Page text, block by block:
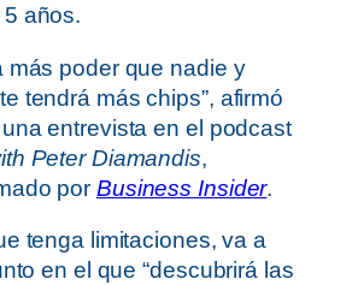
años.
más poder que nadie y
tendrá más chips”, afirmó
entrevista en el podcast
Peter Diamandis,
por Business Insider.
tenga limitaciones, va a
en el que “descubrirá las